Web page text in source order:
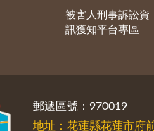
被害人刑事訴訟資
訊獲知平台專區
郵遞區號：970019
地址：花蓮縣花蓮市府